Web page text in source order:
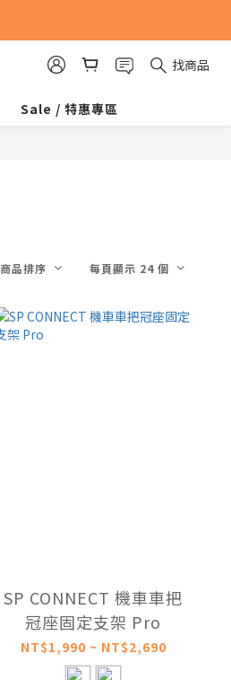
找商品
Sale / 特惠專區
商品排序 每頁顯示 24 個
SP CONNECT 機車車把
冠座固定支架 Pro
NT$1,990 ~ NT$2,690